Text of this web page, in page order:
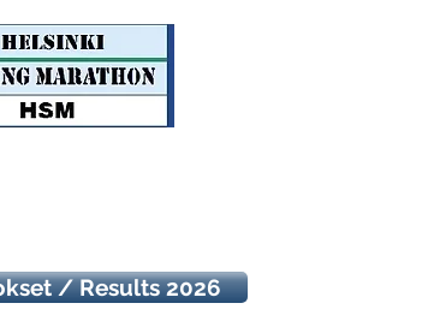
/ Results 2026